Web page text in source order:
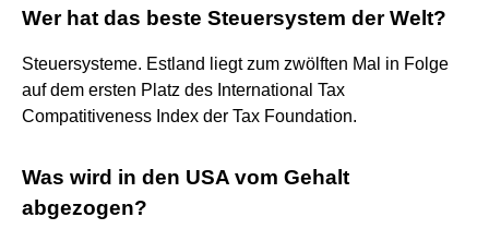
Wer hat das beste Steuersystem der Welt?
Steuersysteme. Estland liegt zum zwölften Mal in Folge
auf dem ersten Platz des International Tax
Compatitiveness Index der Tax Foundation.
Was wird in den USA vom Gehalt
abgezogen?